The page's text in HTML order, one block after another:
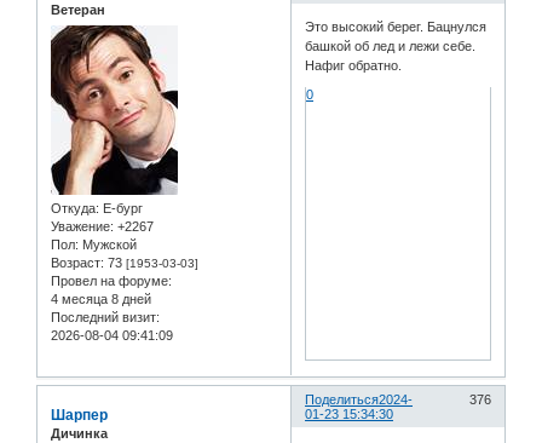
Ветеран
Откуда: Е-бург
Уважение: +2267
Пол: Мужской
Возраст: 73 [1953-03-03]
Провел на форуме:
4 месяца 8 дней
Последний визит:
2026-08-04 09:41:09
Это высокий берег. Бацнулся
башкой об лед и лежи себе.
Нафиг обратно.
0
Поделиться 376
2024-
01-23 15:34:30
Шарпер
Дичинка